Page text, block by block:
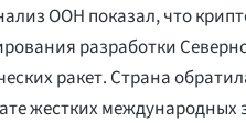
ООН показал, что
разработки
ракет. Страна
жестких международных